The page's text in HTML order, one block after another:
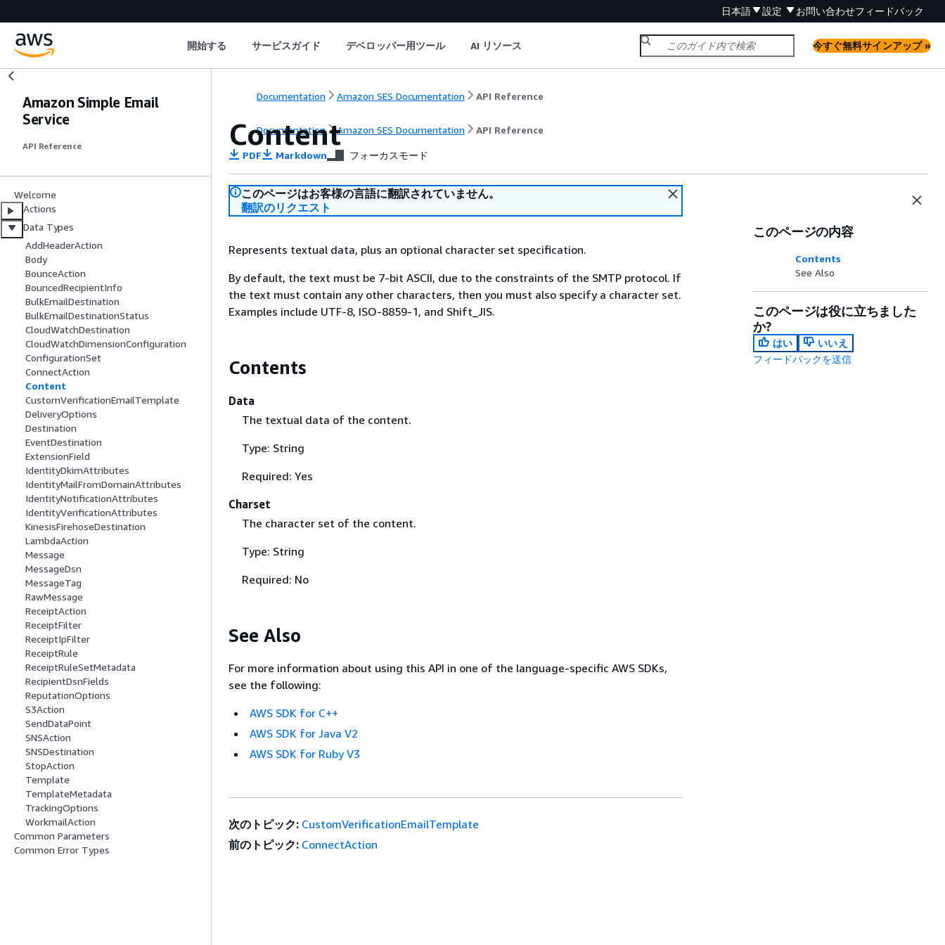
日本語 設定 お問い合わせフィードバック
開始する サービスガイド デベロッパー用ツール AI リソース 今すぐ無料サインアップ »
Amazon Simple Email
Service
API Reference
Welcome
Actions
Data Types
AddHeaderAction
Body
BounceAction
BouncedRecipientInfo
BulkEmailDestination
BulkEmailDestinationStatus
CloudWatchDestination
CloudWatchDimensionConfiguration
ConfigurationSet
ConnectAction
Content
CustomVerificationEmailTemplate
DeliveryOptions
Destination
EventDestination
ExtensionField
IdentityDkimAttributes
IdentityMailFromDomainAttributes
IdentityNotificationAttributes
IdentityVerificationAttributes
KinesisFirehoseDestination
LambdaAction
Message
MessageDsn
MessageTag
RawMessage
ReceiptAction
ReceiptFilter
ReceiptIpFilter
ReceiptRule
ReceiptRuleSetMetadata
RecipientDsnFields
ReputationOptions
S3Action
SendDataPoint
SNSAction
SNSDestination
StopAction
Template
TemplateMetadata
TrackingOptions
WorkmailAction
Common Parameters
Common Error Types
Documentation Amazon SES Documentation API Reference
Documentation Amazon SES Documentation API Reference
Content
PDF Markdown フォーカスモード
このページはお客様の言語に翻訳されていません。
翻訳のリクエスト
Represents textual data, plus an optional character set specification.
By default, the text must be 7-bit ASCII, due to the constraints of the SMTP protocol. If
the text must contain any other characters, then you must also specify a character set.
Examples include UTF-8, ISO-8859-1, and Shift_JIS.
Contents
Data
The textual data of the content.
Type: String
Required: Yes
Charset
The character set of the content.
Type: String
Required: No
See Also
For more information about using this API in one of the language-specific AWS SDKs,
see the following:
AWS SDK for C++
AWS SDK for Java V2
AWS SDK for Ruby V3
このページの内容
Contents
See Also
このページは役に立ちました
か?
はい
いいえ
フィードバックを送信
次のトピック: CustomVerificationEmailTemplate
前のトピック: ConnectAction